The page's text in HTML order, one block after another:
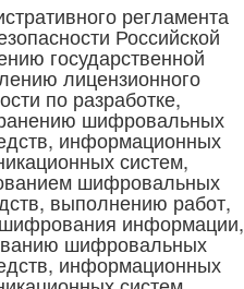
регламента
Российской
государственной
лицензионного
по разработке,
шифровальных
информационных
систем,
шифровальных
выполнению работ,
шифрования информации,
шифровальных
информационных